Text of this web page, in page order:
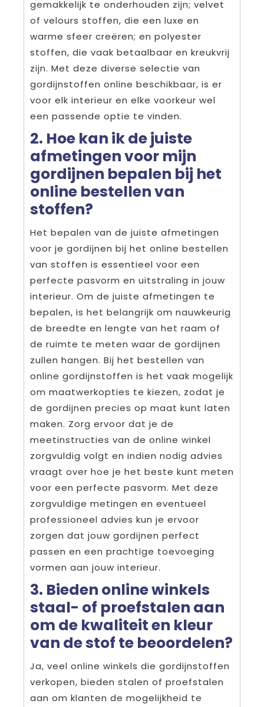
gemakkelijk te onderhouden zijn; velvet
of velours stoffen, die een luxe en
warme sfeer creëren; en polyester
stoffen, die vaak betaalbaar en kreukvrij
zijn. Met deze diverse selectie van
gordijnstoffen online beschikbaar, is er
voor elk interieur en elke voorkeur wel
een passende optie te vinden.
2. Hoe kan ik de juiste
afmetingen voor mijn
gordijnen bepalen bij het
online bestellen van
stoffen?
Het bepalen van de juiste afmetingen
voor je gordijnen bij het online bestellen
van stoffen is essentieel voor een
perfecte pasvorm en uitstraling in jouw
interieur. Om de juiste afmetingen te
bepalen, is het belangrijk om nauwkeurig
de breedte en lengte van het raam of
de ruimte te meten waar de gordijnen
zullen hangen. Bij het bestellen van
online gordijnstoffen is het vaak mogelijk
om maatwerkopties te kiezen, zodat je
de gordijnen precies op maat kunt laten
maken. Zorg ervoor dat je de
meetinstructies van de online winkel
zorgvuldig volgt en indien nodig advies
vraagt over hoe je het beste kunt meten
voor een perfecte pasvorm. Met deze
zorgvuldige metingen en eventueel
professioneel advies kun je ervoor
zorgen dat jouw gordijnen perfect
passen en een prachtige toevoeging
vormen aan jouw interieur.
3. Bieden online winkels
staal- of proefstalen aan
om de kwaliteit en kleur
van de stof te beoordelen?
Ja, veel online winkels die gordijnstoffen
verkopen, bieden stalen of proefstalen
aan om klanten de mogelijkheid te